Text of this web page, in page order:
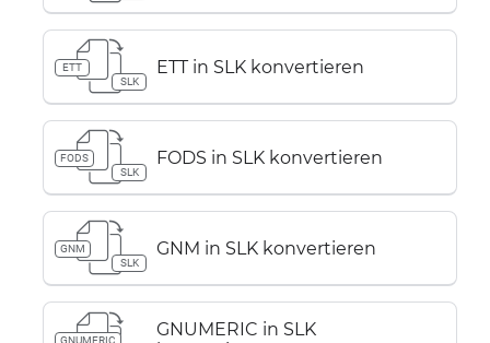
ETT
SLK
ETT in SLK konvertieren
FODS
SLK
FODS in SLK konvertieren
GNM
SLK
GNM in SLK konvertieren
GNUMERIC
GNUMERIC in SLK